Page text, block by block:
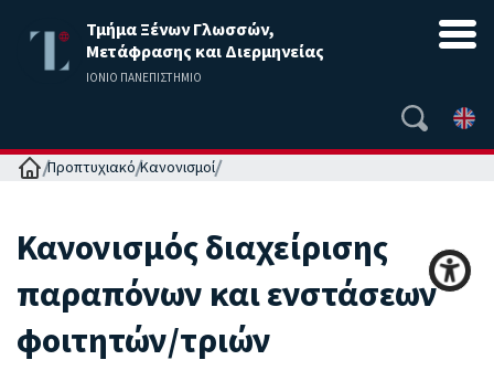
Τμήμα Ξένων Γλωσσών,
Μετάφρασης και Διερμηνείας
ΙΟΝΙΟ ΠΑΝΕΠΙΣΤΗΜΙΟ
Αρχική
Προπτυχιακό Κανονισμοί
Κανονισμός διαχείρισης
παραπόνων και ενστάσεων
φοιτητών/τριών